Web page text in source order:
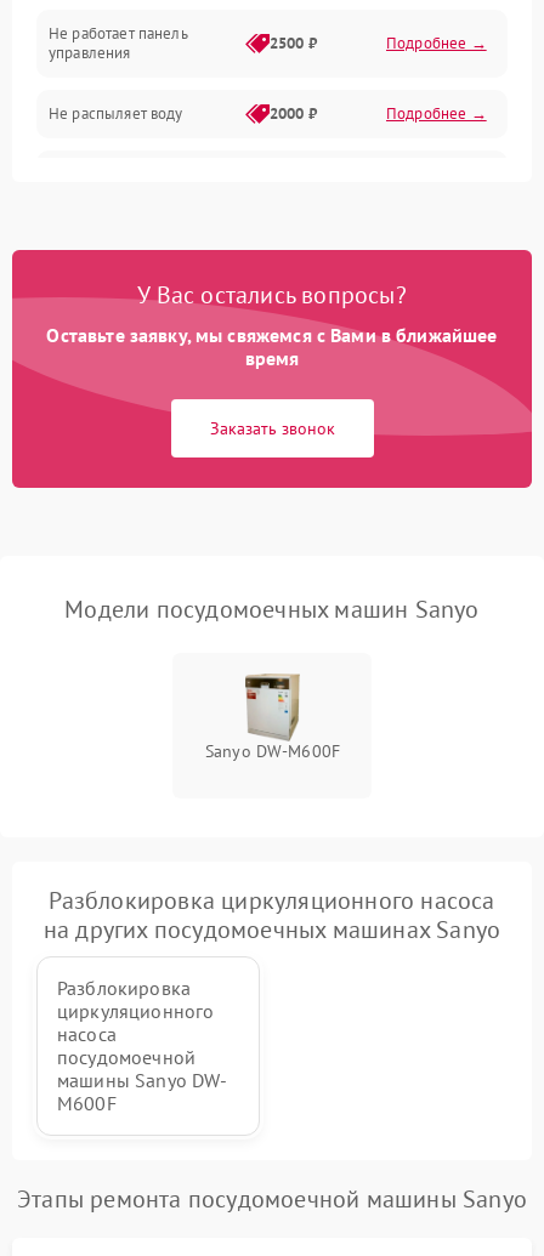
Гигиена
Программное обеспечение
Не работает панель
управления
2500 ₽ Подробнее →
Не распыляет воду 2000 ₽ Подробнее →
Проблемы с набором
Не работает сушилка 2100 ₽ Подробнее →
Сбои в работе таймера 1700 ₽
У Вас остались вопросы?
Оставьте заявку, мы свяжемся с Вами в ближайшее
время
Заказать звонок
Модели посудомоечных машин Sanyo
Sanyo DW-M600F
Разблокировка циркуляционного насоса
на других посудомоечных машинах Sanyo
Разблокировка
циркуляционного
насоса
посудомоечной
машины Sanyo DW-
M600F
Этапы ремонта посудомоечной машины Sanyo